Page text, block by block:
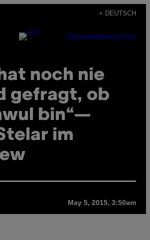
+ DEUTSCH
SUBSCRIBENEWSLETTER
noch nie
gefragt, ob
bin“—
im
May 5, 2015, 3:50am